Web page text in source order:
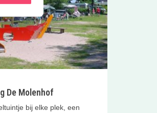
De Molenhof
bij elke plek, een